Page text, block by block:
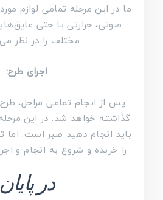
ما در این مرحله تمامی لوازم
صوتی، حرارتی یا حتی
مختلف را در نظر
اجرای طرح:
پس از انجام تمامی مراحل،
گذاشته خواهد شد. در این
باید انجام دهید صبر است. اما
را خریده و شروع به انجام و
در پایان